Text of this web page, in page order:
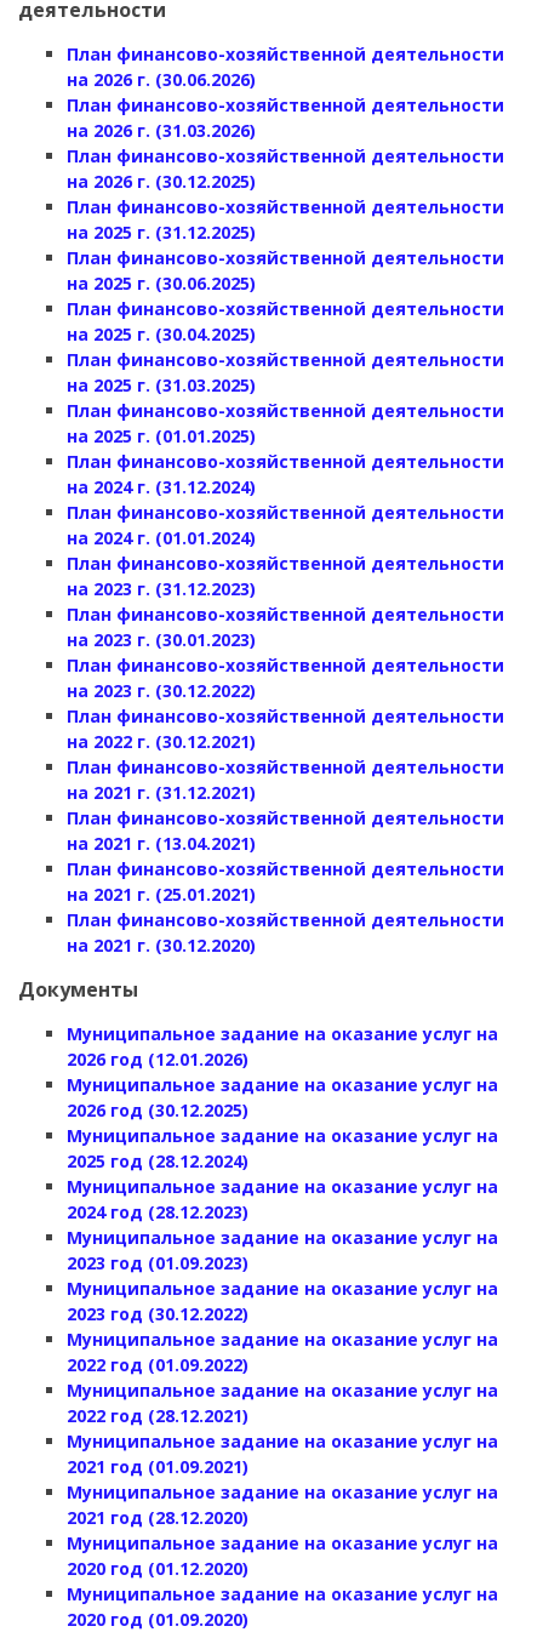
деятельности
План финансово-хозяйственной деятельности
на 2026 г. (30.06.2026)
План финансово-хозяйственной деятельности
на 2026 г. (31.03.2026)
План финансово-хозяйственной деятельности
на 2026 г. (30.12.2025)
План финансово-хозяйственной деятельности
на 2025 г. (31.12.2025)
План финансово-хозяйственной деятельности
на 2025 г. (30.06.2025)
План финансово-хозяйственной деятельности
на 2025 г. (30.04.2025)
План финансово-хозяйственной деятельности
на 2025 г. (31.03.2025)
План финансово-хозяйственной деятельности
на 2025 г. (01.01.2025)
План финансово-хозяйственной деятельности
на 2024 г. (31.12.2024)
План финансово-хозяйственной деятельности
на 2024 г. (01.01.2024)
План финансово-хозяйственной деятельности
на 2023 г. (31.12.2023)
План финансово-хозяйственной деятельности
на 2023 г. (30.01.2023)
План финансово-хозяйственной деятельности
на 2023 г. (30.12.2022)
План финансово-хозяйственной деятельности
на 2022 г. (30.12.2021)
План финансово-хозяйственной деятельности
на 2021 г. (31.12.2021)
План финансово-хозяйственной деятельности
на 2021 г. (13.04.2021)
План финансово-хозяйственной деятельности
на 2021 г. (25.01.2021)
План финансово-хозяйственной деятельности
на 2021 г. (30.12.2020)
Документы
Муниципальное задание на оказание услуг на
2026 год (12.01.2026)
Муниципальное задание на оказание услуг на
2026 год (30.12.2025)
Муниципальное задание на оказание услуг на
2025 год (28.12.2024)
Муниципальное задание на оказание услуг на
2024 год (28.12.2023)
Муниципальное задание на оказание услуг на
2023 год (01.09.2023)
Муниципальное задание на оказание услуг на
2023 год (30.12.2022)
Муниципальное задание на оказание услуг на
2022 год (01.09.2022)
Муниципальное задание на оказание услуг на
2022 год (28.12.2021)
Муниципальное задание на оказание услуг на
2021 год (01.09.2021)
Муниципальное задание на оказание услуг на
2021 год (28.12.2020)
Муниципальное задание на оказание услуг на
2020 год (01.12.2020)
Муниципальное задание на оказание услуг на
2020 год (01.09.2020)